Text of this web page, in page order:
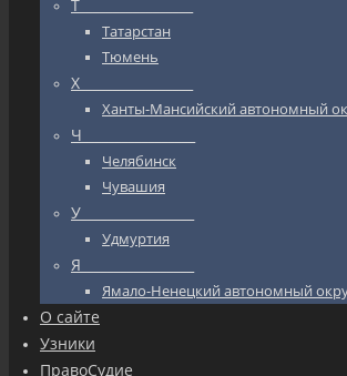
Т_________________
Татарстан
Тюмень
Х_________________
Ханты-Мансийский автономный
Ч_________________
Челябинск
Чувашия
У_________________
Удмуртия
Я_________________
Ямало-Ненецкий автономный
О сайте
Узники
ПравоСудие